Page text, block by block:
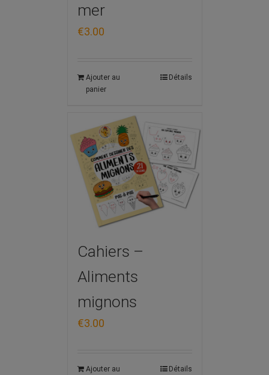
mer
€3.00
Ajouter au
panier
Détails
Cahiers –
Aliments
mignons
€3.00
Ajouter au Détails